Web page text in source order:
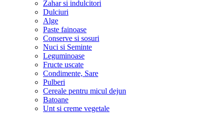
Zahar si indulcitori
Dulciuri
Alge
Paste fainoase
Conserve si sosuri
Nuci si Seminte
Leguminoase
Fructe uscate
Condimente, Sare
Pulberi
Cereale pentru micul dejun
Batoane
Unt si creme vegetale